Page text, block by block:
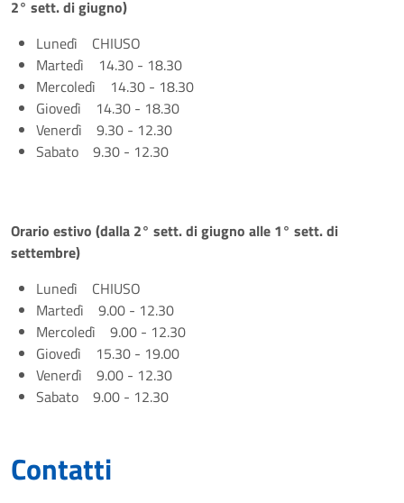
2° sett. di giugno)
Lunedì CHIUSO
Martedì 14.30 - 18.30
Mercoledì 14.30 - 18.30
Giovedì 14.30 - 18.30
Venerdì 9.30 - 12.30
Sabato 9.30 - 12.30
Orario estivo (dalla 2° sett. di giugno alle 1° sett. di
settembre)
Lunedì CHIUSO
Martedì 9.00 - 12.30
Mercoledì 9.00 - 12.30
Giovedì 15.30 - 19.00
Venerdì 9.00 - 12.30
Sabato 9.00 - 12.30
Contatti